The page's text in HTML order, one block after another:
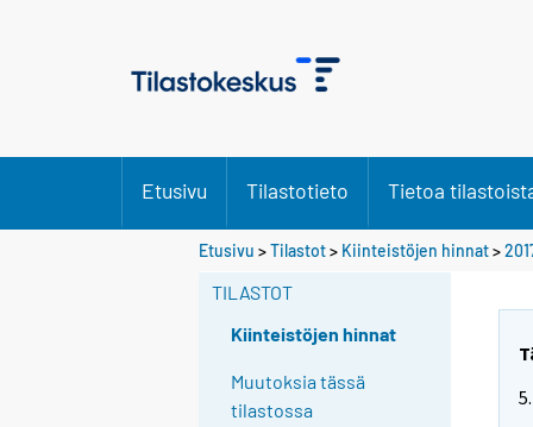
Etusivu Tilastotieto Tietoa
Etusivu >Tilastot> Kiinteistöjen hinnat>
TILASTOT
Kiinteistöjen hinnat
Muutoksia tässä
tilastossa